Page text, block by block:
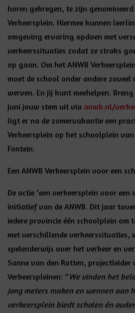
horen gekregen, te zijn genomineerd
Verkeersplein. Hiermee kunnen
omgeving ervaring opdoen met
verkeerssituaties zodat ze straks
op gaan. Om het ANWB
moet de school onder andere zoveel
werven. En jij kunt meehelpen.
juni jouw stem uit via anwb.nl/
ligt er na de zomervakantie een
Verkeersplein op het schoolplein
Fontein.
Een ANWB Verkeersplein voor een
De actie ‘een verkeersplein voor een
initiatief van de ANWB. Dit jaar
iedere provincie één schoolplein om
met verschillende verkeerssituaties,
spelenderwijs over het verkeer en
Sanne van den Rotten, projectleider
Verkeerspleinen: “ We vinden het
jong meters maken en wennen aan
verkeersplein biedt scholen én